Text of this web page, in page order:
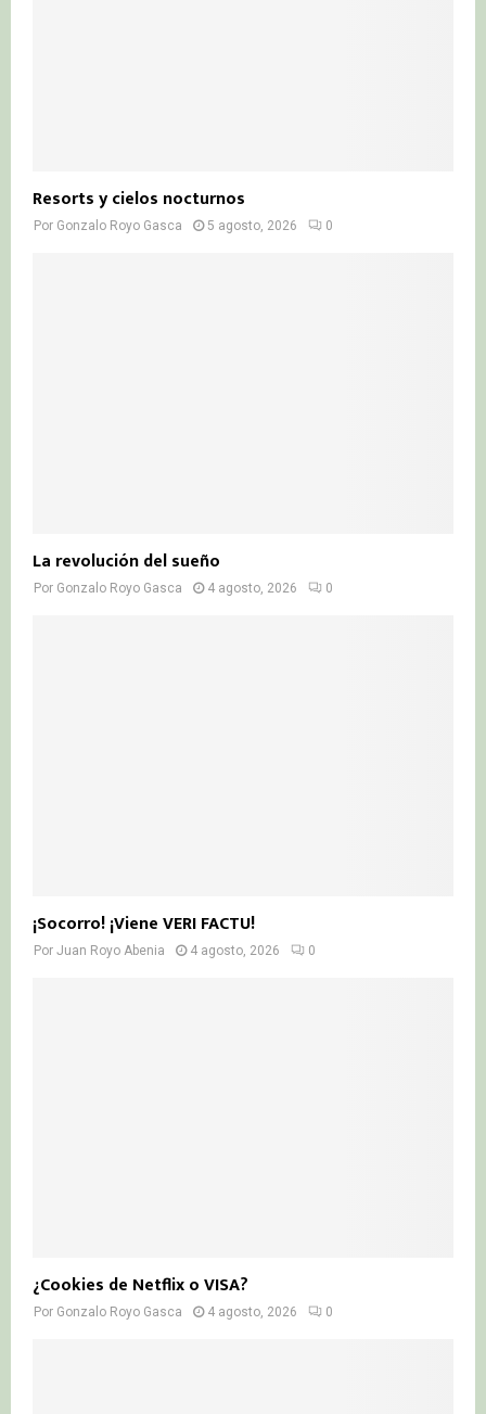
Resorts y cielos nocturnos
Por Gonzalo Royo Gasca 5 agosto, 2026 0
La revolución del sueño
Por Gonzalo Royo Gasca 4 agosto, 2026 0
¡Socorro! ¡Viene VERI FACTU!
Por Juan Royo Abenia 4 agosto, 2026 0
¿Cookies de Netflix o VISA?
Por Gonzalo Royo Gasca 4 agosto, 2026 0